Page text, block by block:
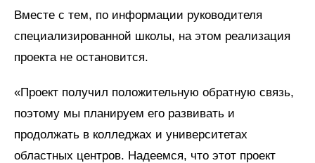
Вместе с тем, по информации руководителя
специализированной школы, на этом реализация
проекта не остановится.
«Проект получил положительную обратную связь,
поэтому мы планируем его развивать и
продолжать в колледжах и университетах
областных центров. Надеемся, что этот проект